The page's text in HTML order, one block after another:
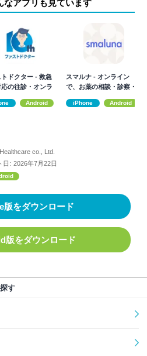
なアプリも見ています
トドクター - 救急
応の往診・オンラ
Android
スマルナ - オンライン
で、お薬の相談・診察・
iPhone Android
co., Ltd.
日: 2026年7月22日
版をダウンロード
版をダウンロード
す